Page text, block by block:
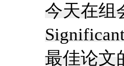
今天在组
最佳论文